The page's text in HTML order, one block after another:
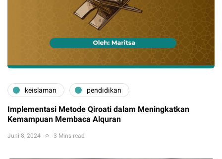
keislaman pendidikan
Implementasi Metode Qiroati dalam Meningkatkan
Kemampuan Membaca Alquran
Juni 8, 2024 3 Mins read